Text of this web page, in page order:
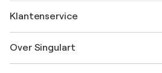
Klantenservice
Verzenden
Over Singulart